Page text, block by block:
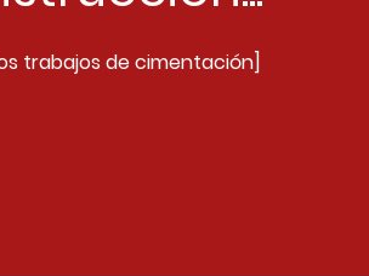
trabajos de cimentación]